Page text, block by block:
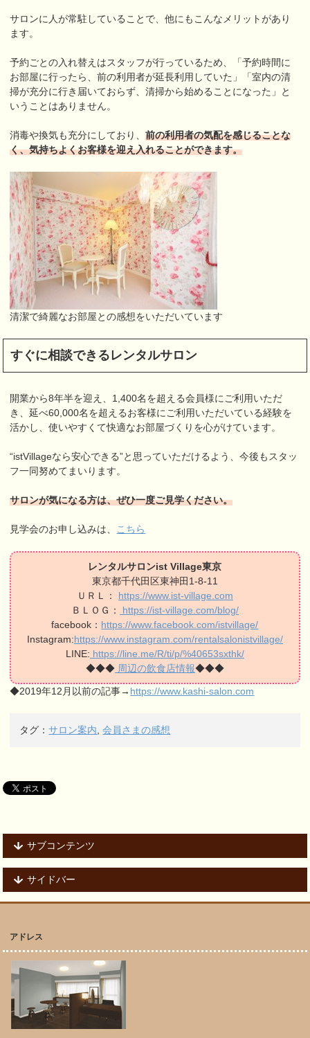
サロンに人が常駐していることで、他にもこんなメリットがあり
ます。
予約ごとの入れ替えはスタッフが行っているため、「予約時間に
お部屋に行ったら、前の利用者が延長利用していた」「室内の清
掃が充分に行き届いておらず、清掃から始めることになった」と
いうことはありません。
消毒や換気も充分にしており、前の利用者の気配を感じることな
く、気持ちよくお客様を迎え入れることができます。
清潔で綺麗なお部屋との感想をいただいています
すぐに相談できるレンタルサロン
開業から8年半を迎え、1,400名を超える会員様にご利用いただ
き、延べ60,000名を超えるお客様にご利用いただいている経験を
活かし、使いやすくて快適なお部屋づくりを心がけています。
“istVillageなら安心できる”と思っていただけるよう、今後もスタッ
フ一同努めてまいります。
サロンが気になる方は、ぜひ一度ご見学ください。
見学会のお申し込みは、 こちら
レンタルサロンist Village東京
東京都千代田区東神田1-8-11
ＵＲＬ： https://www.ist-village.com
ＢＬＯＧ：
https://ist-village.com/blog/
facebook： https://www.facebook.com/istvillage/
Instagram:https://www.instagram.com/rentalsalonistvillage/
LINE: https://line.me/R/ti/p/%40653sxthk/
◆◆◆周辺の飲食店情報◆◆◆
◆2019年12月以前の記事→ https://www.kashi-salon.com
タグ：サロン案内 ,会員さまの感想
サブコンテンツ
サイドバー
アドレス